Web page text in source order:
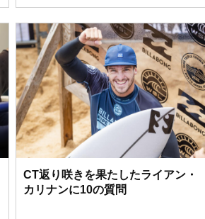
CT返り咲きを果たしたライアン・
カリナンに10の質問